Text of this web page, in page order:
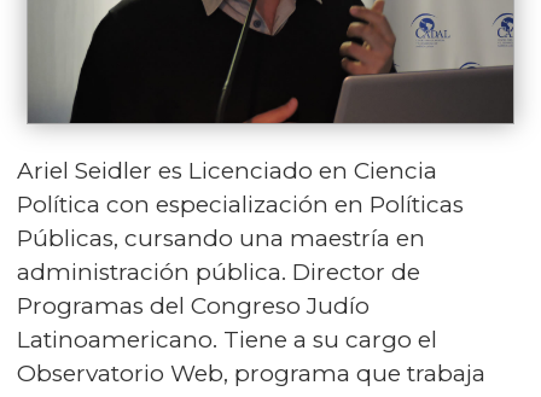
Ariel Seidler es Licenciado en Ciencia
Política con especialización en Políticas
Públicas, cursando una maestría en
administración pública. Director de
Programas del Congreso Judío
Latinoamericano. Tiene a su cargo el
Observatorio Web, programa que trabaja